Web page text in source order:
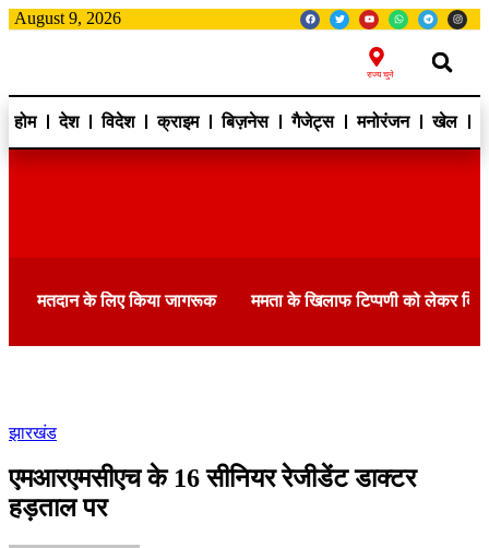
August 9, 2026
राज्य चुने
होम देश विदेश क्राइम बिज़नेस गैजेट्स मनोरंजन खेल
मतदान के लिए किया जागरूक ममता के खिलाफ टिप्पणी को लेकर
झारखंड
एमआरएमसीएच के 16 सीनियर रेजीडेंट डाक्टर
हड़ताल पर